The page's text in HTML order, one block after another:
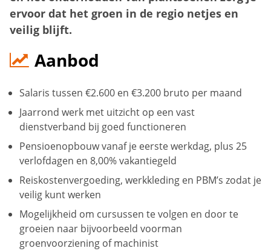
ervoor dat het groen in de regio netjes en
veilig blijft.
Aanbod
Salaris tussen €2.600 en €3.200 bruto per maand
Jaarrond werk met uitzicht op een vast
dienstverband bij goed functioneren
Pensioenopbouw vanaf je eerste werkdag, plus 25
verlofdagen en 8,00% vakantiegeld
Reiskostenvergoeding, werkkleding en PBM’s zodat je
veilig kunt werken
Mogelijkheid om cursussen te volgen en door te
groeien naar bijvoorbeeld voorman
groenvoorziening of machinist